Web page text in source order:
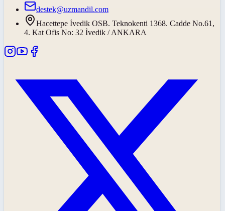
destek@uzmandil.com
Hacettepe İvedik OSB. Teknokenti 1368. Cadde No.61,
4. Kat Ofis No: 32 İvedik / ANKARA